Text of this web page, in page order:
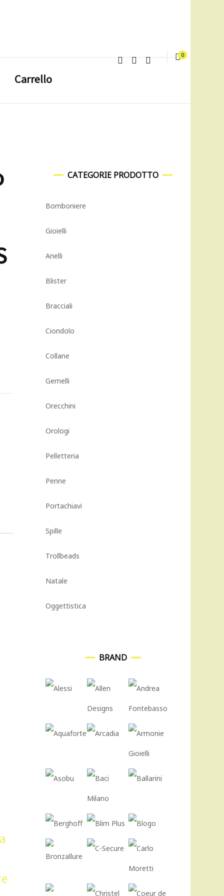
0
Carrello
CATEGORIE PRODOTTO
Bomboniere
Gioielli
Anelli
Blister
Bracciali
Ciondolo
Collane
Gemelli
Orecchini
Orologi
Pelletteria
Penne
Portachiavi
Spille
Trollbeads
Natale
Oggettistica
BRAND